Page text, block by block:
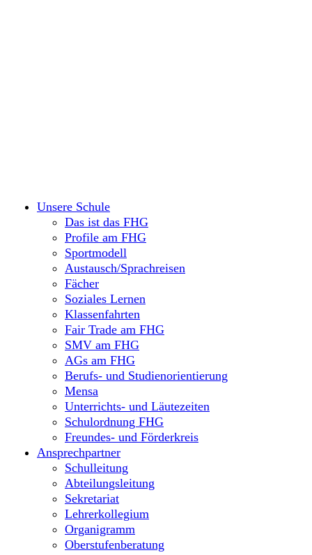
Unsere Schule
Das ist das FHG
Profile am FHG
Sportmodell
Austausch/Sprachreisen
Fächer
Soziales Lernen
Klassenfahrten
Fair Trade am FHG
SMV am FHG
AGs am FHG
Berufs- und Studienorientierung
Mensa
Unterrichts- und Läutezeiten
Schulordnung FHG
Freundes- und Förderkreis
Ansprechpartner
Schulleitung
Abteilungsleitung
Sekretariat
Lehrerkollegium
Organigramm
Oberstufenberatung